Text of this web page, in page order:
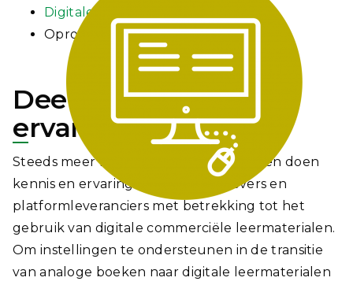
Digitale leermaterialen
Oproep
Deel kennis en
ervaringen!
Steeds meer hoger onderwijsinstellingen doen
kennis en ervaringen op met uitgevers en
platformleveranciers met betrekking tot het
gebruik van digitale commerciële leermaterialen.
Om instellingen te ondersteunen in de transitie
van analoge boeken naar digitale leermaterialen